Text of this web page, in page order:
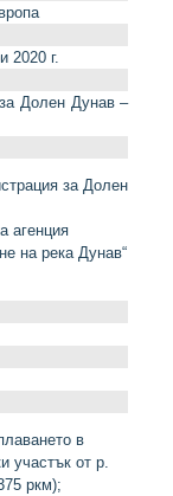
2020 г.
Долен Дунав –
за Долен
агенция
на река Дунав“
в
участък от р.
ркм);